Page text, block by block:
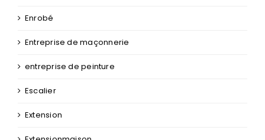
Enrobé
Entreprise de maçonnerie
entreprise de peinture
Escalier
Extension